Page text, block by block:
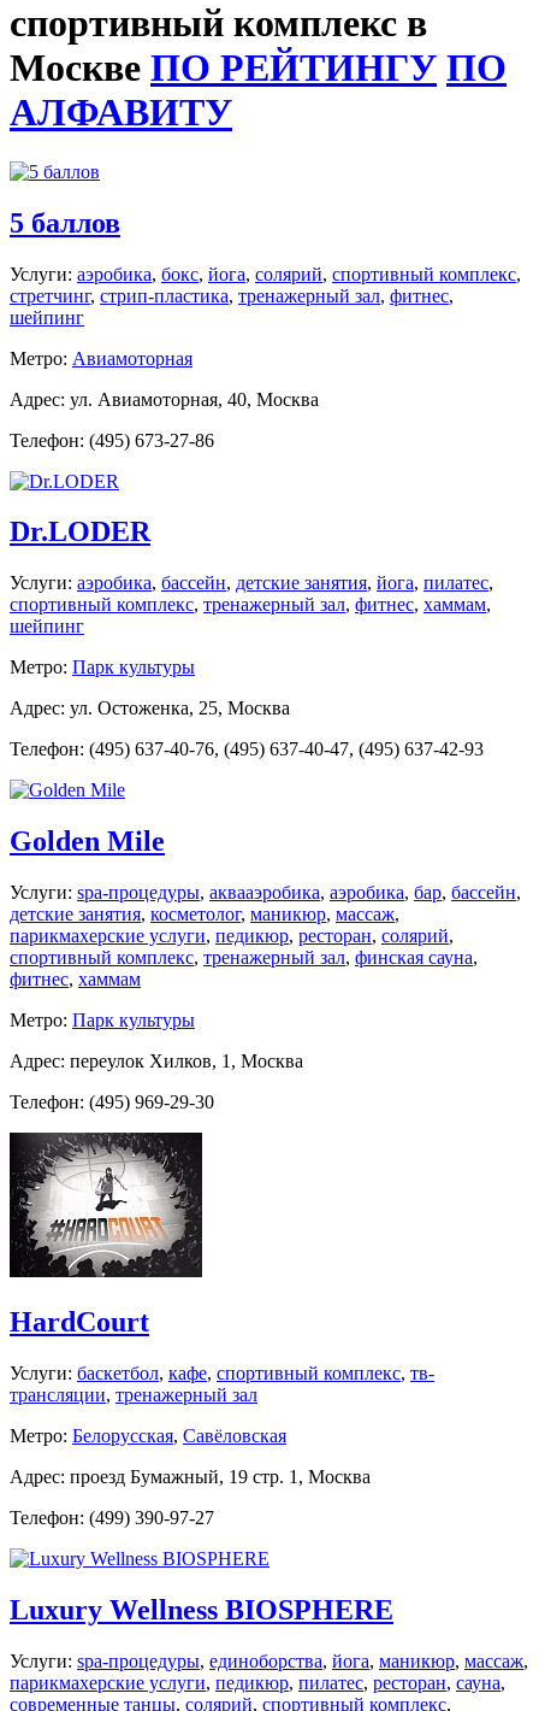
спортивный комплекс в
Москве ПО РЕЙТИНГУ ПО
АЛФАВИТУ
5 баллов
Услуги: аэробика, бокс, йога, солярий, спортивный комплекс,
стретчинг, стрип-пластика, тренажерный зал, фитнес,
шейпинг
Метро: Авиамоторная
Адрес: ул. Авиамоторная, 40, Москва
Телефон: (495) 673-27-86
Dr.LODER
Услуги: аэробика, бассейн, детские занятия, йога, пилатес,
спортивный комплекс, тренажерный зал, фитнес, хаммам,
шейпинг
Метро: Парк культуры
Адрес: ул. Остоженка, 25, Москва
Телефон: (495) 637-40-76, (495) 637-40-47, (495) 637-42-93
Golden Mile
Услуги: spa-процедуры, аквааэробика, аэробика, бар, бассейн,
детские занятия, косметолог, маникюр, массаж,
парикмахерские услуги, педикюр, ресторан, солярий,
спортивный комплекс, тренажерный зал, финская сауна,
фитнес, хаммам
Метро: Парк культуры
Адрес: переулок Хилков, 1, Москва
Телефон: (495) 969-29-30
HardCourt
Услуги: баскетбол, кафе, спортивный комплекс, тв-
трансляции, тренажерный зал
Метро: Белорусская, Савёловская
Адрес: проезд Бумажный, 19 стр. 1, Москва
Телефон: (499) 390-97-27
Luxury Wellness BIOSPHERE
Услуги: spa-процедуры, единоборства, йога, маникюр, массаж,
парикмахерские услуги, педикюр, пилатес, ресторан, сауна,
современные танцы, солярий, спортивный комплекс,